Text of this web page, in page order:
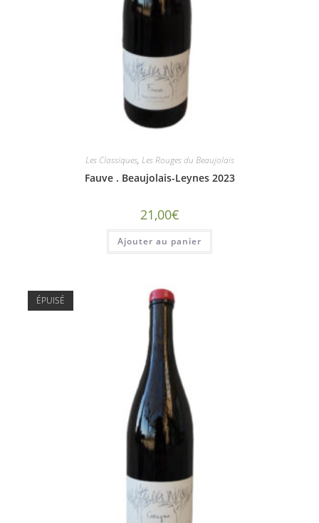
Les Classiques, Les Rouges du Beaujolais
Fauve . Beaujolais-Leynes 2023
21,00€
Ajouter au panier
ÉPUISÉ